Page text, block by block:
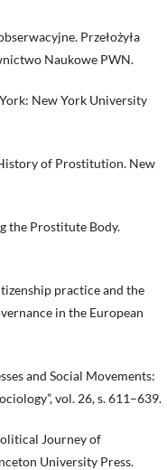
Przełożyła
Naukowe PWN.
New York University
of Prostitution. New
the Prostitute Body.
practice and the
in the European
and Social Movements:
vol. 26, s. 611–639.
Journey of
University Press.